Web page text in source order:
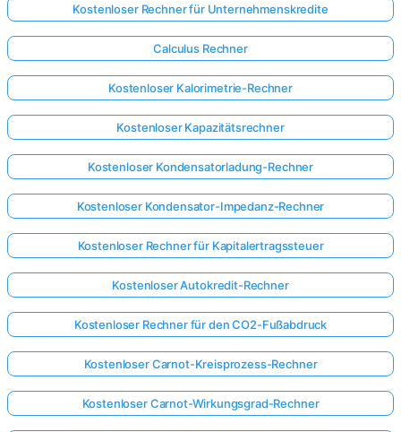
Kostenloser Rechner für Unternehmenskredite
Calculus Rechner
Kostenloser Kalorimetrie-Rechner
Kostenloser Kapazitätsrechner
Kostenloser Kondensatorladung-Rechner
Kostenloser Kondensator-Impedanz-Rechner
Kostenloser Rechner für Kapitalertragssteuer
Kostenloser Autokredit-Rechner
Kostenloser Rechner für den CO2-Fußabdruck
Kostenloser Carnot-Kreisprozess-Rechner
Kostenloser Carnot-Wirkungsgrad-Rechner